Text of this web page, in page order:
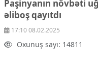
Çarpaz baxış
Təhlil
Siyasi
Geosiyasi
Paşinyanın növbəti
əliboş qayıtdı
17:10 08.02.2025
Oxunuş sayı: 14811